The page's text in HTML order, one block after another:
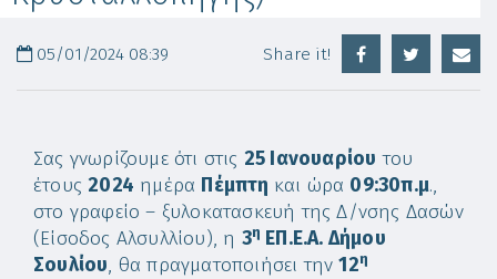
05/01/2024 08:39 Share it!
Σας γνωρίζουμε ότι στις 25 Ιανουαρίου του
έτους 2024 ημέρα Πέμπτη και ώρα 09:30π.μ.,
στο γραφείο – ξυλοκατασκευή της Δ/νσης Δασών
(Είσοδος Αλσυλλίου), η 3η ΕΠ.Ε.Α. Δήμου
Σουλίου, θα πραγματοποιήσει την12η